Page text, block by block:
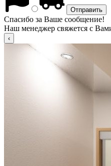
Спасибо за Ваше сообщение!
Наш менеджер свяжется с